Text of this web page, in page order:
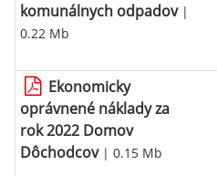
komunálnych odpadov|
0.22 Mb
Ekonomicky
oprávnené náklady za
rok 2022 Domov
Dôchodcov| 0.15 Mb